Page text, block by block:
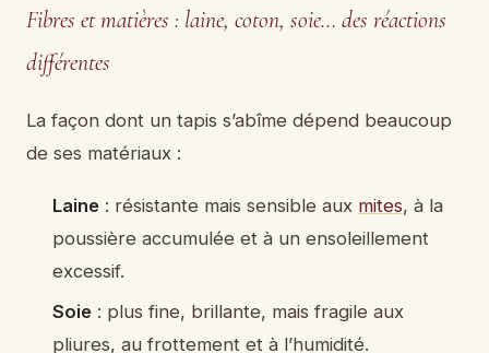
Fibres et matières : laine, coton, soie… des réactions
différentes
La façon dont un tapis s’abîme dépend beaucoup
de ses matériaux :
Laine: résistante mais sensible aux mites, à la
poussière accumulée et à un ensoleillement
excessif.
Soie: plus fine, brillante, mais fragile aux
pliures, au frottement et à l’humidité.